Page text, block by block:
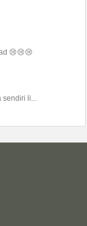
😢😢😢
sendiri li...